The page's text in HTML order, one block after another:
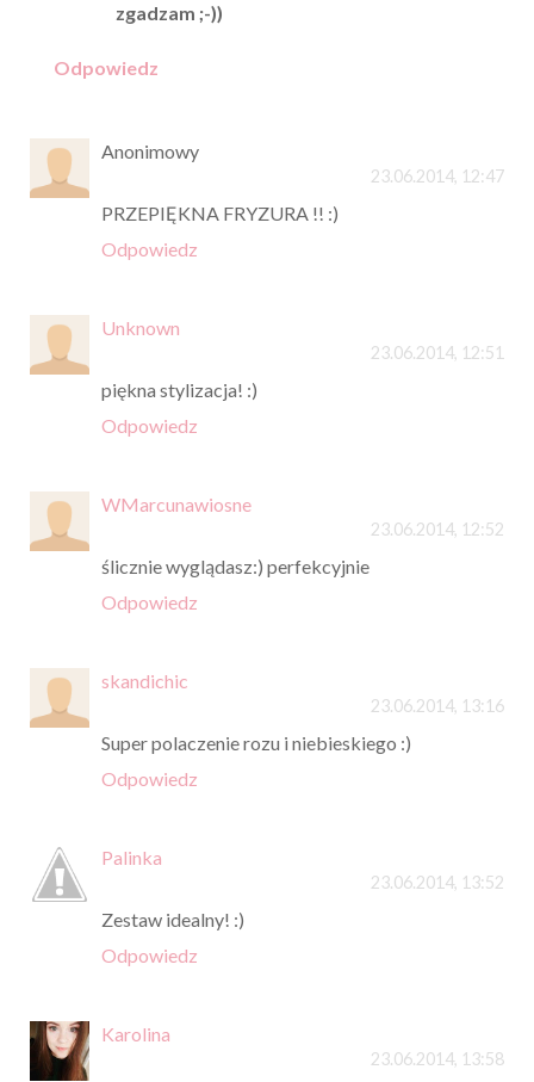
zgadzam ;-))
Odpowiedz
Anonimowy
23.06.2014, 12:47
PRZEPIĘKNA FRYZURA !! :)
Odpowiedz
Unknown
23.06.2014, 12:51
piękna stylizacja! :)
Odpowiedz
WMarcunawiosne
23.06.2014, 12:52
ślicznie wyglądasz:) perfekcyjnie
Odpowiedz
skandichic
23.06.2014, 13:16
Super polaczenie rozu i niebieskiego :)
Odpowiedz
Palinka
23.06.2014, 13:52
Zestaw idealny! :)
Odpowiedz
Karolina
23.06.2014, 13:58